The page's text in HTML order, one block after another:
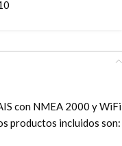
con NMEA 2000 y WiFi
productos incluidos son: